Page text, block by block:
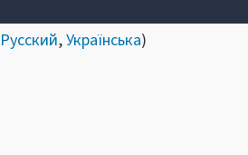
Русский,Українська)